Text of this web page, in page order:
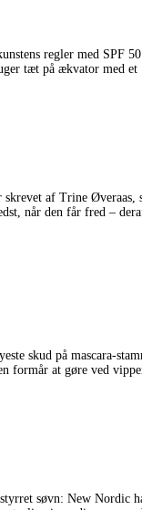
regler med SPF
tæt på ækvator med et
af Trine Øveraas,
når den får fred –
skud på mascara-
formår at gøre ved
søvn: New Nordic